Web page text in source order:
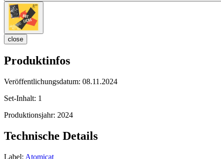
close
Produktinfos
Veröffentlichungsdatum: 08.11.2024
Set-Inhalt: 1
Produktionsjahr: 2024
Technische Details
Label: Atomicat